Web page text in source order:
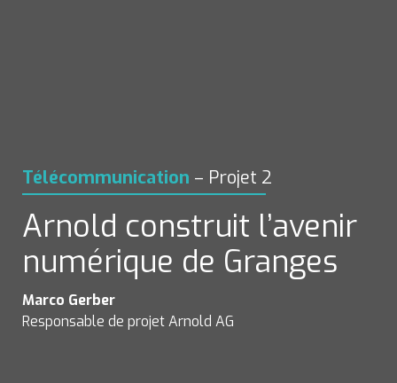
Télécommunication – Projet 2
Arnold construit l’avenir
numérique de Granges
Responsable de projet Arnold AG